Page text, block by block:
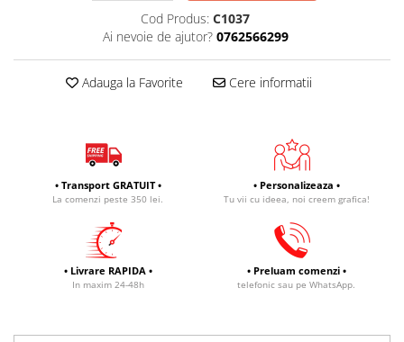
Cod Produs: C1037
Ai nevoie de ajutor? 0762566299
Adauga la Favorite Cere informatii
• Transport GRATUIT •
La comenzi peste 350 lei.
• Personalizeaza •
Tu vii cu ideea, noi creem grafica!
• Livrare RAPIDA •
In maxim 24-48h
• Preluam comenzi •
telefonic sau pe WhatsApp.